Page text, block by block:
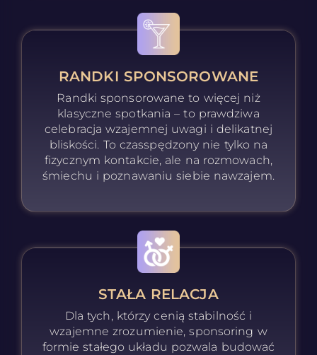
RANDKI SPONSOROWANE
Randki sponsorowane to więcej niż
klasyczne spotkania – to prawdziwa
celebracja wzajemnej uwagi i delikatnej
bliskości. To czasspędzony nie tylko na
fizycznym kontakcie, ale na rozmowach,
śmiechu i poznawaniu siebie nawzajem.
STAŁA RELACJA
Dla tych, którzy cenią stabilność i
wzajemne zrozumienie, sponsoring w
formie stałego układu pozwala budować